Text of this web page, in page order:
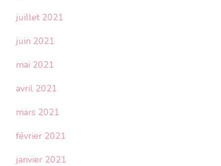
juillet 2021
juin 2021
mai 2021
avril 2021
mars 2021
février 2021
janvier 2021